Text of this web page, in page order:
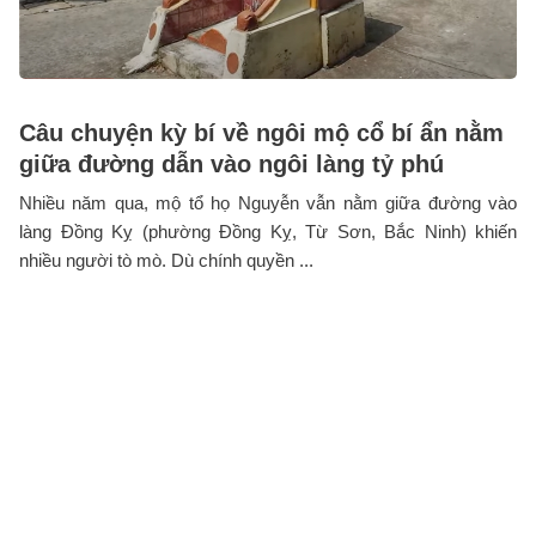
Câu chuyện kỳ bí về ngôi mộ cổ bí ẩn nằm
giữa đường dẫn vào ngôi làng tỷ phú
Nhiều năm qua, mộ tổ họ Nguyễn vẫn nằm giữa đường vào
làng Đồng Kỵ (phường Đồng Kỵ, Từ Sơn, Bắc Ninh) khiến
nhiều người tò mò. Dù chính quyền ...